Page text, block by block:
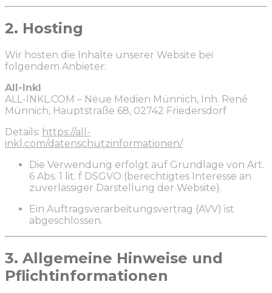
2. Hosting
Wir hosten die Inhalte unserer Website bei
folgendem Anbieter:
All-Inkl
ALL-INKL.COM – Neue Medien Münnich, Inh. René
Münnich, Hauptstraße 68, 02742 Friedersdorf
Details: https://all-
inkl.com/datenschutzinformationen/
Die Verwendung erfolgt auf Grundlage von Art.
6 Abs. 1 lit. f DSGVO (berechtigtes Interesse an
zuverlässiger Darstellung der Website).
Ein Auftragsverarbeitungsvertrag (AVV) ist
abgeschlossen.
3. Allgemeine Hinweise und
Pflichtinformationen